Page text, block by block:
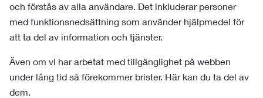
och förstås av alla användare. Det inkluderar personer
med funktionsnedsättning som använder hjälpmedel för
att ta del av information och tjänster.
Även om vi har arbetat med tillgänglighet på webben
under lång tid så förekommer brister. Här kan du ta del av
dem.